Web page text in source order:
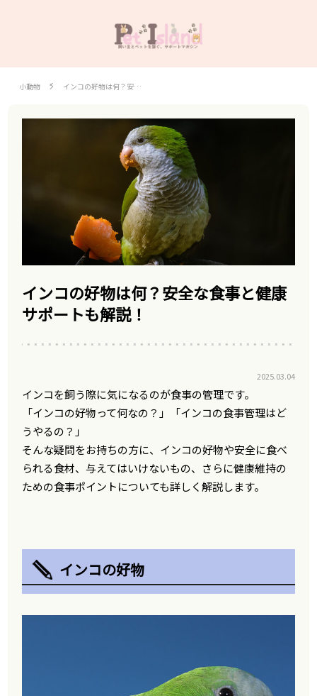
小動物 インコの好物は何？安…
インコの好物は何？安全な食事と健康
サポートも解説！
2025.03.04
インコを飼う際に気になるのが食事の管理です。
「インコの好物って何なの？」「インコの食事管理はど
うやるの？」
そんな疑問をお持ちの方に、インコの好物や安全に食べ
られる食材、与えてはいけないもの、さらに健康維持の
ための食事ポイントについても詳しく解説します。
インコの好物